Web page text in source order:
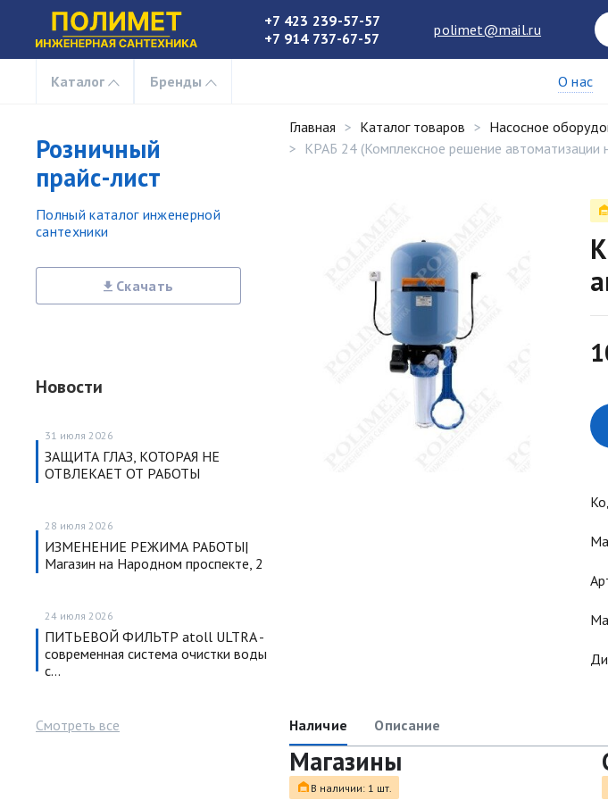
+7 423 239-57-57
+7 914 737-67-57
polimet@mail.ru
Каталог Бренды О нас
Розничный
прайс-лист
Полный каталог инженерной
сантехники
Скачать
Новости
31 июля 2026
ЗАЩИТА ГЛАЗ, КОТОРАЯ НЕ
ОТВЛЕКАЕТ ОТ РАБОТЫ
28 июля 2026
ИЗМЕНЕНИЕ РЕЖИМА РАБОТЫ|
Магазин на Народном проспекте, 2
24 июля 2026
ПИТЬЕВОЙ ФИЛЬТР atoll ULTRA -
современная система очистки воды
с…
Смотреть все
Главная Каталог товаров Насосное
КРАБ 24 (Комплексное решение автоматизации
Наличие Описание
Магазины
В наличии: 1 шт.